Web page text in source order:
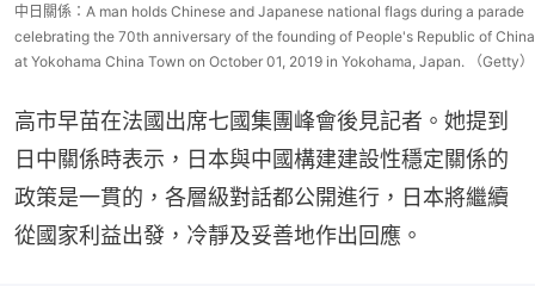
中日關係：A man holds Chinese and Japanese national flags during a parade
celebrating the 70th anniversary of the founding of People's Republic of China
at Yokohama China Town on October 01, 2019 in Yokohama, Japan. （Getty）
高市早苗在法國出席七國集團峰會後見記者。她提到
日中關係時表示，日本與中國構建建設性穩定關係的
政策是一貫的，各層級對話都公開進行，日本將繼續
從國家利益出發，冷靜及妥善地作出回應。